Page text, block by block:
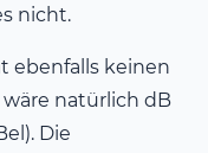
nicht.
ebenfalls keinen
natürlich dB
Die